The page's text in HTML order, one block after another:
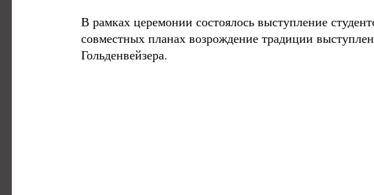
В рамках церемонии состоялось выступление
совместных планах возрождение традиции
Гольденвейзера.